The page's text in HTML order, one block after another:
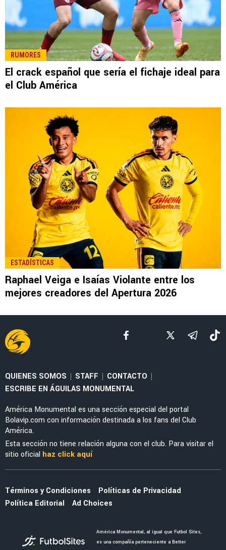
LEE TAMBIÉN
NOTICIAS
La alineación del América de Guillermo
Almada con el refuerzo Óscar Perea